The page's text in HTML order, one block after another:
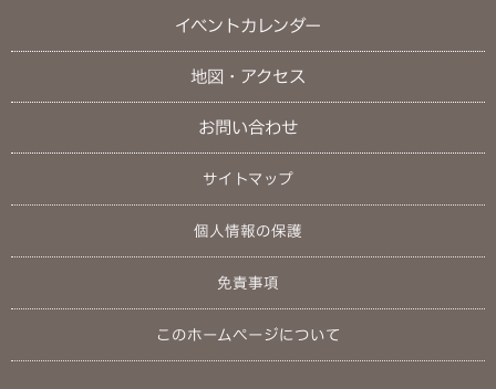
イベントカレンダー
地図・アクセス
お問い合わせ
サイトマップ
個人情報の保護
免責事項
このホームページについて